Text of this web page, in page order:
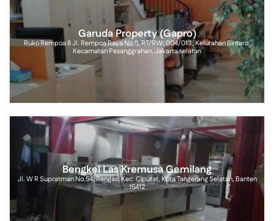
Garuda Property (Gapro)
Ruko Rempoa 8 Jl. Rempoa Raya No.5, RT/RW: 004/013, Kelurahan Bintaro,
Kecamatan Pesanggrahan, Jakarta selatan
Bengkel Las Kremusa Gemilang
Jl. W R Supratman No.54, Rengas, Kec. Ciputat, Kota Tangerang Selatan, Banten
15412